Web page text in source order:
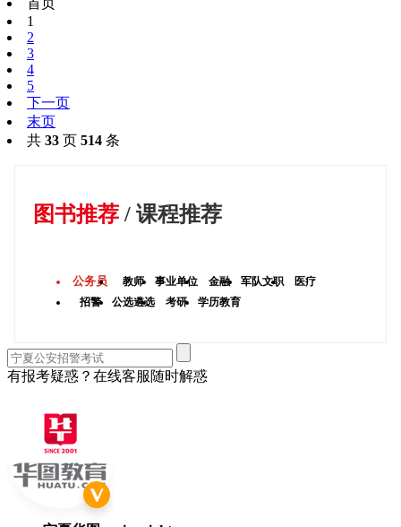
1
2
3
4
5
下一页
末页
共 33 页 514 条
图书推荐/ 课程推荐
公务员 教师 事业单位 金融 军队文职
医疗
招警
公选遴选 考研 学历教育
有报考疑惑？在线客服随时解惑